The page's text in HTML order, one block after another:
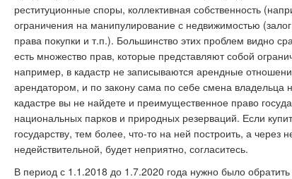
реституционные споры, коллективная собственность
ограничения на манипулирование с недвижимостью
права покупки и т.п.). Большинство этих проблем видно
есть множество прав, которые представляют собой
например, в кадастр не записываются арендные
арендатором, и по закону сама по себе смена владельца
кадастре вы не найдете и преимущественное право
национальных парков и природных резерваций. Если
государству, тем более, что-то на ней построить, а
недействительной, будет неприятно, согласитесь.
В период с 1.1.2018 до 1.7.2020 года нужно было